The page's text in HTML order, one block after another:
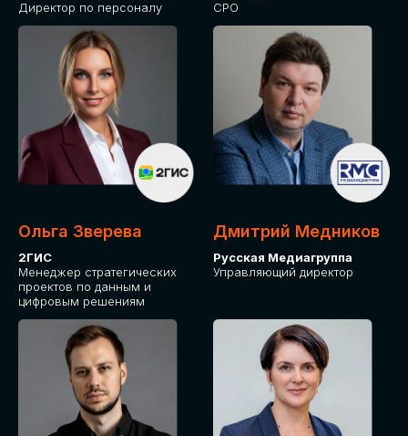
Директор по персоналу
CPO
Ольга Зверева
2ГИС
Менеджер стратегических
проектов по данным и
цифровым решениям
Дмитрий Медников
Русская Медиагруппа
Управляющий директор